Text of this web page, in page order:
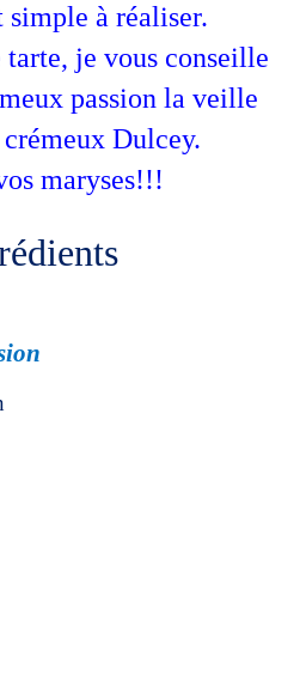
simple à réaliser.
je vous conseille
passion la veille
Dulcey.
maryses!!!